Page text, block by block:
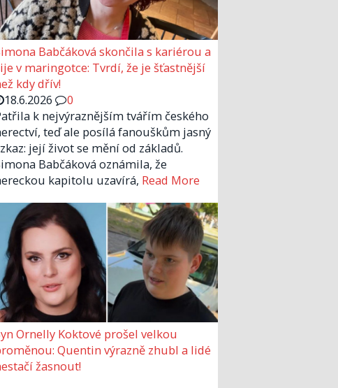
Babčáková skončila s kariérou a
v maringotce: Tvrdí, že je šťastnější
kdy dřív!
18.6.2026
0
k nejvýraznějším tvářím českého
teď ale posílá fanouškům jasný
její život se mění od základů.
Babčáková oznámila, že
kapitolu uzavírá, Read More
Ornelly Koktové prošel velkou
Quentin výrazně zhubl a lidé
žasnout!